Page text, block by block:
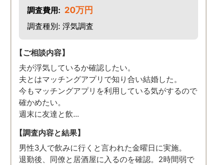
調査費用: 20万円
調査種別: 浮気調査
【ご相談内容】
夫が浮気しているか確認したい。
夫とはマッチングアプリで知り合い結婚した。
今もマッチングアプリを利用している気がするので
確かめたい。
週末に友達と飲...
【調査内容と結果】
男性3人で飲みに行くと言われた金曜日に実施。
退勤後、同僚と居酒屋に入るのを確認。2時間弱で